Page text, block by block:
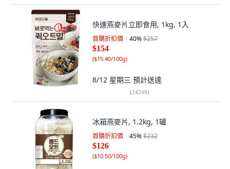
快速燕麥片立即食用, 1kg, 1入
首購折扣價 40%$257
$154
($15.40/100g)
8/12 星期三 預計送達
(24249)
冰箱燕麥片, 1.2kg, 1罐
首購折扣價 45%$232
$126
($10.50/100g)